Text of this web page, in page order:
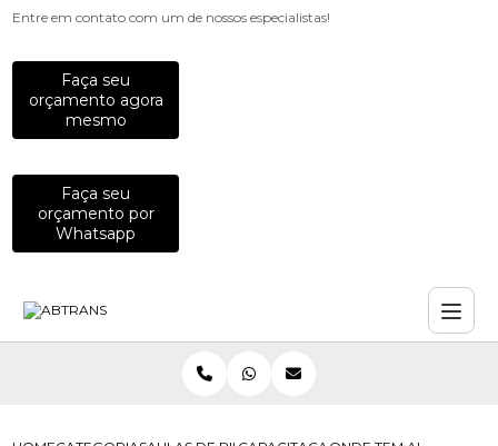
Entre em contato com um de nossos especialistas!
Faça seu
orçamento agora
mesmo
Faça seu
orçamento por
Whatsapp